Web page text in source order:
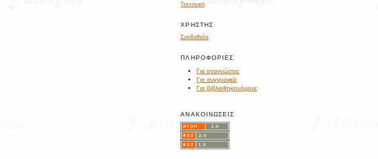
Τεκτονική
ΧΡΉΣΤΗΣ
Συνδεθείτε
ΠΛΗΡΟΦΟΡΊΕΣ
Για αναγνώστες
Για συγγραφείς
Για βιβλιοθηκονόμους
ΑΝΑΚΟΙΝΏΣΕΙΣ